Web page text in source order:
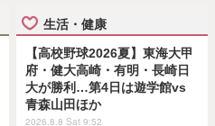
生活・健康
【高校野球2026夏】東海大甲
府・健大高崎・有明・長崎日
大が勝利…第4日は遊学館vs
青森山田ほか
2026.8.8 Sat 9:52